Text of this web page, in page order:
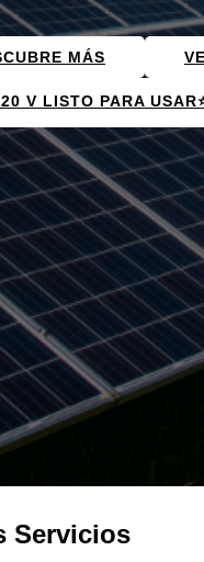
MÁS
V LISTO PARA
Servicios